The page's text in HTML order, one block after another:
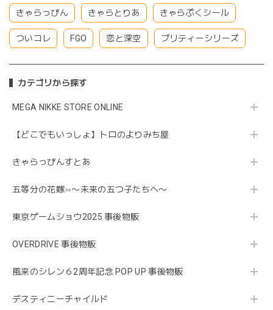
きゃらっぴん きゃらとりあ きゃらぷくシール
ついコレ FGO 恋と深空 プリティーシリーズ
カテゴリから探す
MEGA NIKKE STORE ONLINE
【どこでもいっしょ】トロのよりみち屋
きゃらっぴんすとあ
五等分の花嫁∽〜未来の五つ子たちへ〜
東京ゲームショウ2025 事後物販
OVERDRIVE 事後物販
風来のシレン６2周年記念 POP UP 事後物販
デスティニーチャイルド